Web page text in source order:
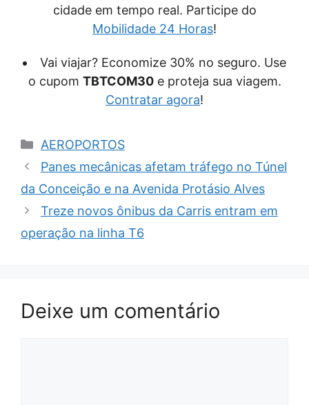
cidade em tempo real. Participe do
Mobilidade 24 Horas!
Vai viajar? Economize 30% no seguro. Use
o cupom TBTCOM30e proteja sua viagem.
Contratar agora!
Categorias
AEROPORTOS
Panes mecânicas afetam tráfego no Túnel
da Conceição e na Avenida Protásio Alves
Treze novos ônibus da Carris entram em
operação na linha T6
Deixe um comentário